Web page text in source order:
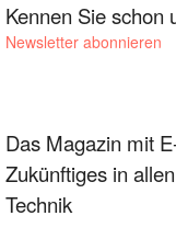
Kennen Sie schon
Newsletter abonnieren
Das Magazin mit
Zukünftiges in
Technik